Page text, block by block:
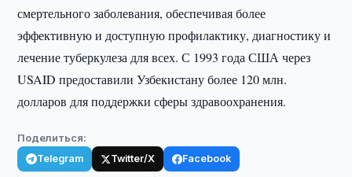
смертельного заболевания, обеспечивая более
эффективную и доступную профилактику, диагностику и
лечение туберкулеза для всех. С 1993 года США через
USAID предоставили Узбекистану более 120 млн.
долларов для поддержки сферы здравоохранения.
Поделиться:
Telegram Twitter/X Facebook